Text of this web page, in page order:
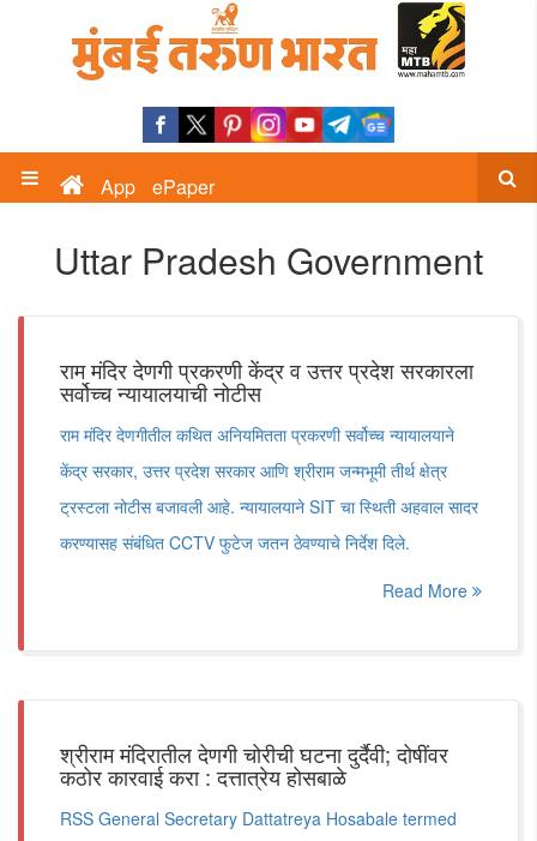
App ePaper
Uttar Pradesh Government
राम मंदिर देणगी प्रकरणी केंद्र व उत्तर प्रदेश सरकारला
सर्वोच्च न्यायालयाची नोटीस
राम मंदिर देणगीतील कथित अनियमितता प्रकरणी सर्वोच्च न्यायालयाने
केंद्र सरकार, उत्तर प्रदेश सरकार आणि श्रीराम जन्मभूमी तीर्थ क्षेत्र
ट्रस्टला नोटीस बजावली आहे. न्यायालयाने SIT चा स्थिती अहवाल सादर
करण्यासह संबंधित CCTV फुटेज जतन ठेवण्याचे निर्देश दिले.
Read More
श्रीराम मंदिरातील देणगी चोरीची घटना दुर्दैवी; दोषींवर
कठोर कारवाई करा : दत्तात्रेय होसबाळे
RSS General Secretary Dattatreya Hosabale termed